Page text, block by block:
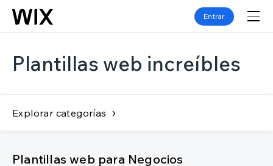
Entrar
Plantillas web increíbles
Explorar categorías
Plantillas web para Negocios